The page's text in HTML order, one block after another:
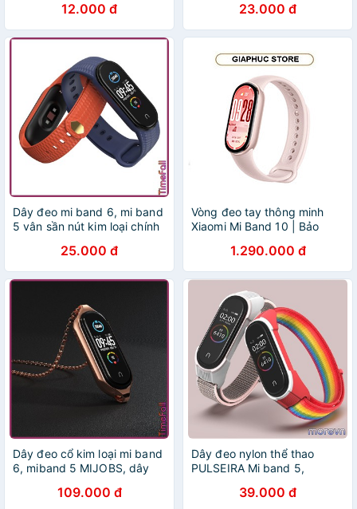
6 NFC { Dây 10k }
12.000 đ
su thay thế mi band 6, mi
band 5 (Mijobs)
23.000 đ
Dây đeo mi band 6, mi band
5 vân sần nút kim loại chính
thay thế mi band 5, miband
6 nút kim loại
25.000 đ
Vòng đeo tay thông minh
Xiaomi Mi Band 10 | Bảo
GiaPhucStore | Hàng Chính
Hãng
1.290.000 đ
Dây đeo cổ kim loại mi band
6, miband 5 MIJOBS, dây
miband 6 kim loại MIJOBS
109.000 đ
Dây đeo nylon thể thao
PULSEIRA Mi band 5,
- dây đeo thay thế mi band
39.000 đ